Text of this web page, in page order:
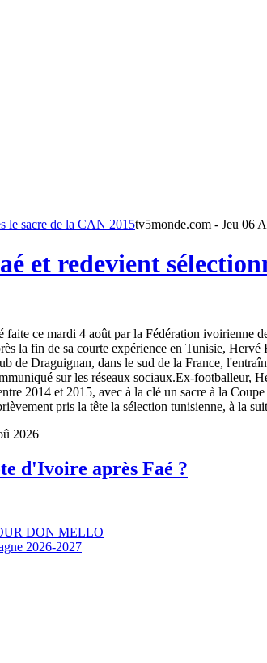
tv5monde.com - Jeu 06
et redevient
ce mardi 4 août par la Fédération ivoirienne
la fin de sa courte expérience en Tunisie,
Draguignan, dans le sud de la France,
sur les réseaux sociaux.Ex-footballeur,
2014 et 2015, avec à la clé un sacre à la
pris la tête la sélection tunisienne, à la
2026
d'Ivoire après Faé ?
DON MELLO
2026-2027